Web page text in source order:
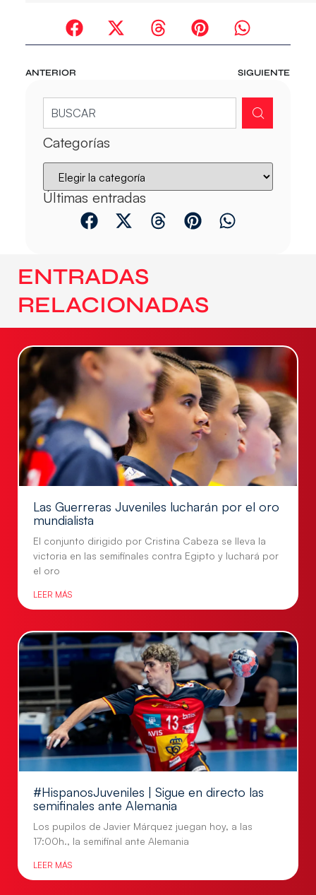
ANTERIOR SIGUIENTE
Categorías
Últimas entradas
ENTRADAS
RELACIONADAS
Las Guerreras Juveniles lucharán por el oro
mundialista
El conjunto dirigido por Cristina Cabeza se lleva la
victoria en las semifinales contra Egipto y luchará por
el oro
LEER MÁS
#HispanosJuveniles | Sigue en directo las
semifinales ante Alemania
Los pupilos de Javier Márquez juegan hoy, a las
17:00h., la semifinal ante Alemania
LEER MÁS